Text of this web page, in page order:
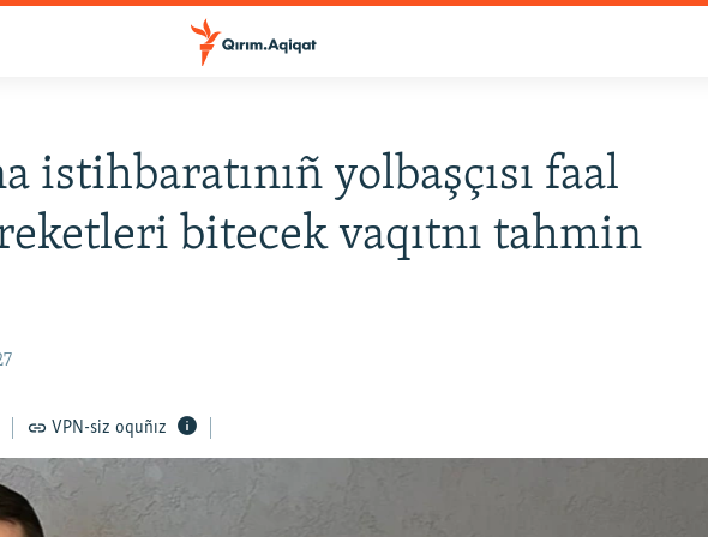
istihbaratınıñ yolbaşçısı faal
bitecek vaqıtnı tahmin
VPN-siz oquñız